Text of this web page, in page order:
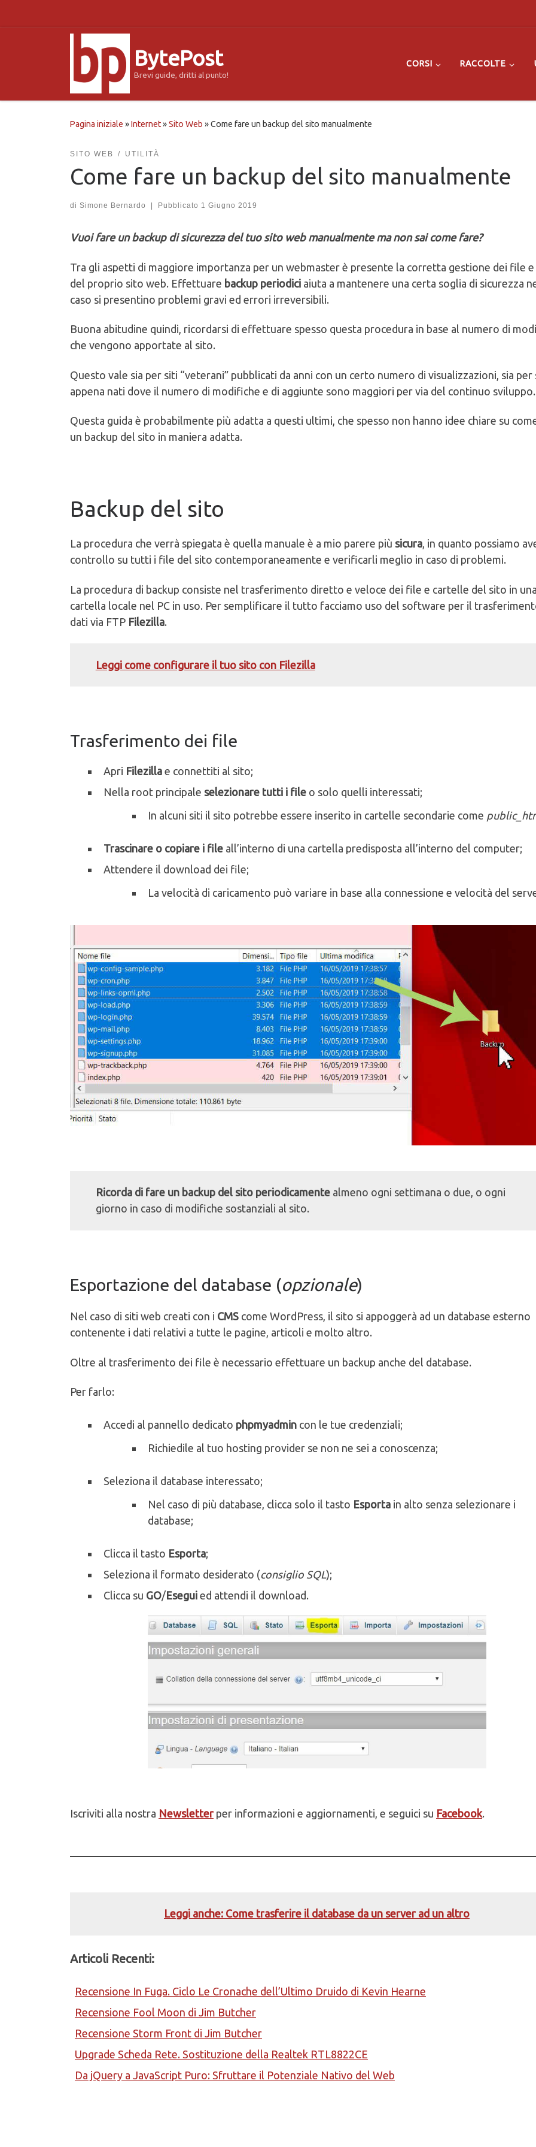
BytePost
Brevi guide, dritti al punto!
CORSI RACCOLTE
Pagina iniziale »Internet»Sito Web »Come fare un backup del sito manualmente
SITO WEB UTILITÀ
Come fare un backup del sito manualmente
di Simone Bernardo Pubblicato 1 Giugno 2019
Vuoi fare un backup di sicurezza del tuo sito web manualmente ma non sai come fare?
Tra gli aspetti di maggiore importanza per un webmaster è presente la corretta gestione dei file e
del proprio sito web. Effettuare backup periodici aiuta a mantenere una certa soglia di sicurezza
caso si presentino problemi gravi ed errori irreversibili.
Buona abitudine quindi, ricordarsi di effettuare spesso questa procedura in base al numero di
che vengono apportate al sito.
Questo vale sia per siti “veterani” pubblicati da anni con un certo numero di visualizzazioni, sia per
appena nati dove il numero di modifiche e di aggiunte sono maggiori per via del continuo sviluppo.
Questa guida è probabilmente più adatta a questi ultimi, che spesso non hanno idee chiare su
un backup del sito in maniera adatta.
Backup del sito
La procedura che verrà spiegata è quella manuale è a mio parere più sicura, in quanto possiamo
controllo su tutti i file del sito contemporaneamente e verificarli meglio in caso di problemi.
La procedura di backup consiste nel trasferimento diretto e veloce dei file e cartelle del sito in una
cartella locale nel PC in uso. Per semplificare il tutto facciamo uso del software per il
dati via FTP Filezilla.
Leggi come configurare il tuo sito con Filezilla
Trasferimento dei file
Apri Filezilla e connettiti al sito;
Nella root principale selezionare tutti i file o solo quelli interessati;
In alcuni siti il sito potrebbe essere inserito in cartelle secondarie come
Trascinare o copiare i file all’interno di una cartella predisposta all’interno del computer;
Attendere il download dei file;
La velocità di caricamento può variare in base alla connessione e velocità del
Ricorda di fare un backup del sito periodicamente almeno ogni settimana o due, o ogni
giorno in caso di modifiche sostanziali al sito.
Esportazione del database (opzionale)
Nel caso di siti web creati con i CMS come WordPress, il sito si appoggerà ad un database esterno
contenente i dati relativi a tutte le pagine, articoli e molto altro.
Oltre al trasferimento dei file è necessario effettuare un backup anche del database.
Per farlo:
Accedi al pannello dedicato phpmyadmin con le tue credenziali;
Richiedile al tuo hosting provider se non ne sei a conoscenza;
Seleziona il database interessato;
Nel caso di più database, clicca solo il tasto Esporta in alto senza selezionare i
database;
Clicca il tasto Esporta;
Seleziona il formato desiderato (consiglio SQL);
Clicca su GO/Esegui ed attendi il download.
Iscriviti alla nostra Newsletter per informazioni e aggiornamenti, e seguici su Facebook.
Leggi anche: Come trasferire il database da un server ad un altro
Articoli Recenti:
Recensione In Fuga. Ciclo Le Cronache dell’Ultimo Druido di Kevin Hearne
Recensione Fool Moon di Jim Butcher
Recensione Storm Front di Jim Butcher
Upgrade Scheda Rete. Sostituzione della Realtek RTL8822CE
Da jQuery a JavaScript Puro: Sfruttare il Potenziale Nativo del Web